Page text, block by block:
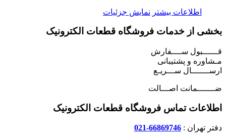
اطلاعات بیشتر نمایش جزئیات
بخشی از خدمات فروشگاه قطعات الکترونیک
قــــــبول ســــفارش
مـشاوره و پشتیبانی
ارســـــــال ســـریـع
ضـــــــمانت اصـــالت
اطلاعات تماس فروشگاه قطعات الکترونیک
دفتر تهران : 66869746-021